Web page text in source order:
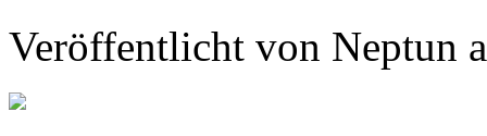
Veröffentlicht von Neptun